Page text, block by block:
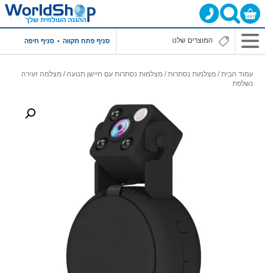
סניף פתח תקווה סניף חיפה
עמוד הבית/ מצלמות נסתרות/ מצלמות נסתרות עם חיישן תנועה / מצלמה זעירה
נשלפת